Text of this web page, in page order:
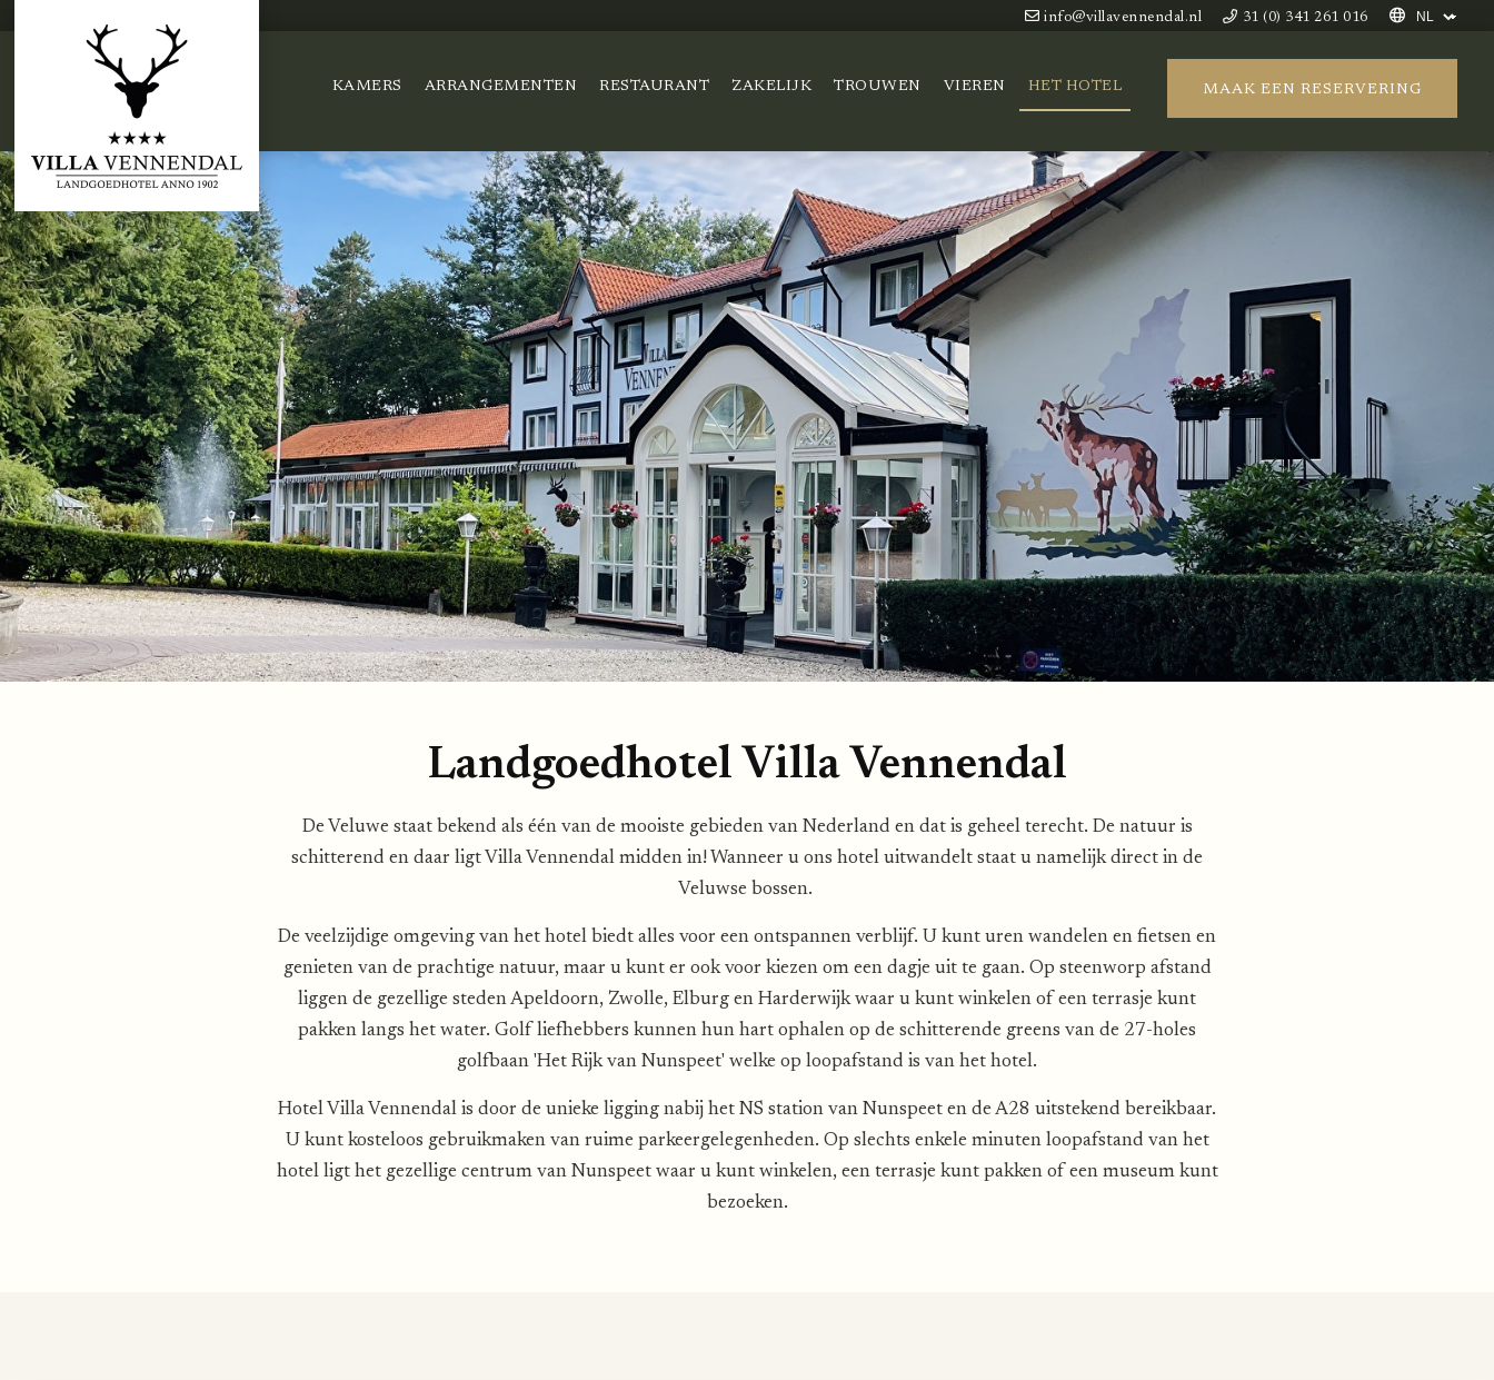
info@villavennendal.nl 31 (0) 341 261 016
KAMERS ARRANGEMENTEN RESTAURANT ZAKELIJK TROUWEN VIEREN HET HOTEL MAAK EEN RESERVERING
Landgoedhotel Villa Vennendal
De Veluwe staat bekend als één van de mooiste gebieden van Nederland en dat is geheel terecht. De natuur is
schitterend en daar ligt Villa Vennendal midden in! Wanneer u ons hotel uitwandelt staat u namelijk direct in de
Veluwse bossen.
De veelzijdige omgeving van het hotel biedt alles voor een ontspannen verblijf. U kunt uren wandelen en fietsen en
genieten van de prachtige natuur, maar u kunt er ook voor kiezen om een dagje uit te gaan. Op steenworp afstand
liggen de gezellige steden Apeldoorn, Zwolle, Elburg en Harderwijk waar u kunt winkelen of een terrasje kunt
pakken langs het water. Golf liefhebbers kunnen hun hart ophalen op de schitterende greens van de 27-holes
golfbaan 'Het Rijk van Nunspeet' welke op loopafstand is van het hotel.
Hotel Villa Vennendal is door de unieke ligging nabij het NS station van Nunspeet en de A28 uitstekend bereikbaar.
U kunt kosteloos gebruikmaken van ruime parkeergelegenheden. Op slechts enkele minuten loopafstand van het
hotel ligt het gezellige centrum van Nunspeet waar u kunt winkelen, een terrasje kunt pakken of een museum kunt
bezoeken.